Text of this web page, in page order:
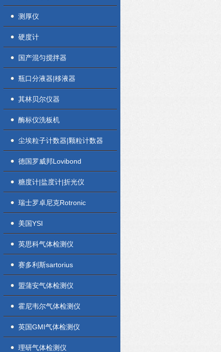
测厚仪
硬度计
国产混匀搅拌器
瓶口分液器|移液器
其林贝尔仪器
酶标仪洗板机
尘埃粒子计数器|颗粒计数器
德国罗威邦Lovibond
糖度计|盐度计|折光仪
瑞士罗卓尼克Rotronic
美国YSI
英思科气体检测仪
赛多利斯sartorius
盟蒲安气体检测仪
霍尼韦尔气体检测仪
英国GMI气体检测仪
理研气体检测仪